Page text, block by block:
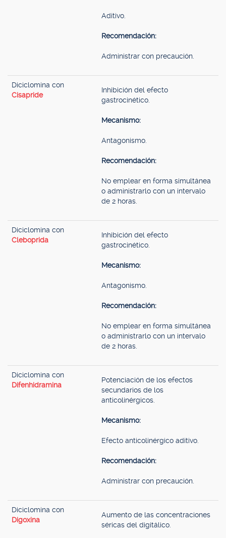
Aditivo.
Recomendación:
Administrar con precaución.
Diciclomina con
Cisapride
Inhibición del efecto
gastrocinético.
Mecanismo:
Antagonismo.
Recomendación:
No emplear en forma simultánea
o administrarlo con un intervalo
de 2 horas.
Diciclomina con
Cleboprida
Inhibición del efecto
gastrocinético.
Mecanismo:
Antagonismo.
Recomendación:
No emplear en forma simultánea
o administrarlo con un intervalo
de 2 horas.
Diciclomina con
Difenhidramina
Potenciación de los efectos
secundarios de los
anticolinérgicos.
Mecanismo:
Efecto anticolinérgico aditivo.
Recomendación:
Administrar con precaución.
Diciclomina con
Digoxina
Aumento de las concentraciones
séricas del digitálico.